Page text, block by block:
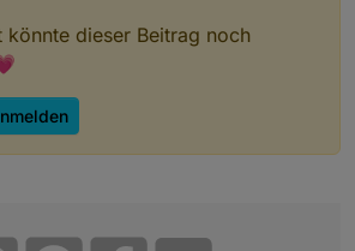
könnte dieser Beitrag noch